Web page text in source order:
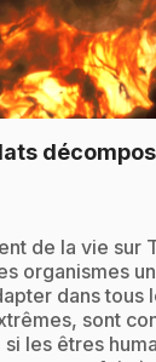
de la vie sur
organismes
dans tous
sont
les êtres